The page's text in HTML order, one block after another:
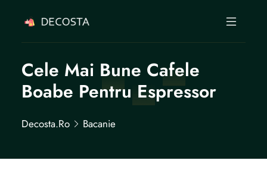
Cele Mai Bune Cafele
Boabe Pentru Espressor
Decosta.ro Bacanie